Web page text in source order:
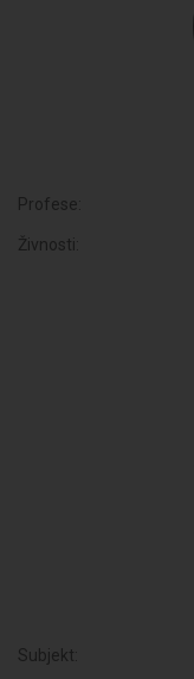
Profese:
Živnosti:
Subjekt: